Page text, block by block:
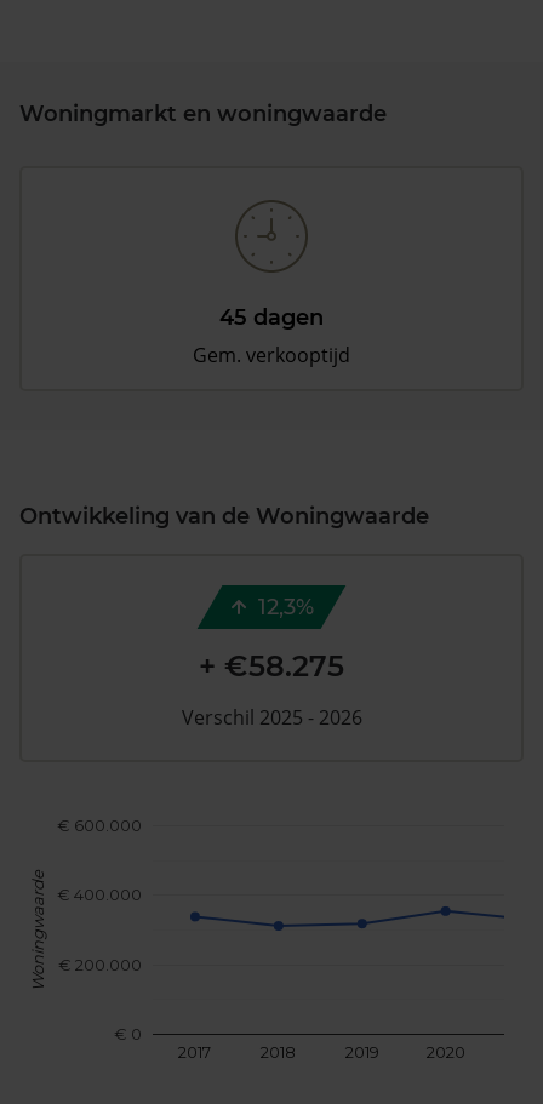
Woningmarkt en woningwaarde
45 dagen
Gem. verkooptijd
Ontwikkeling van de Woningwaarde
2017 2018 2019 2020
€ 0
€ 200.000
€ 400.000
€ 600.000
Woningwaarde
12,3%
+ €58.275
Verschil 2025 - 2026